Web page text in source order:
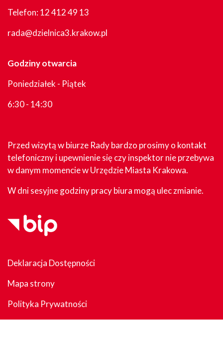
Telefon:12 412 49 13
rada@dzielnica3.krakow.pl
Godziny otwarcia
Poniedziałek - Piątek
6:30 - 14:30
Przed wizytą w biurze Rady bardzo prosimy o kontakt
telefoniczny i upewnienie się czy inspektor nie przebywa
w danym momencie w Urzędzie Miasta Krakowa.
W dni sesyjne godziny pracy biura mogą ulec zmianie.
Deklaracja Dostępności
Mapa strony
Polityka Prywatności